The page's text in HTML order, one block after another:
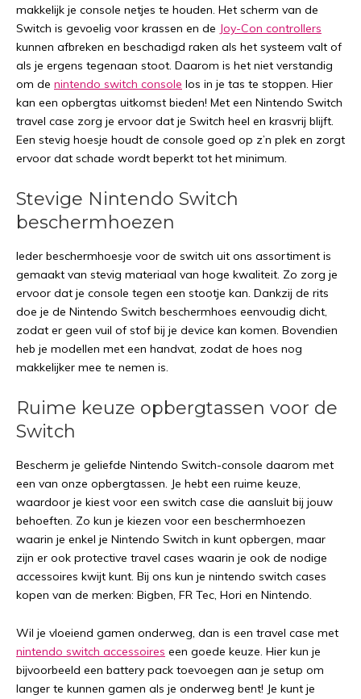
makkelijk je console netjes te houden. Het scherm van de
Switch is gevoelig voor krassen en de Joy-Con controllers
kunnen afbreken en beschadigd raken als het systeem valt of
als je ergens tegenaan stoot. Daarom is het niet verstandig
om de nintendo switch console los in je tas te stoppen. Hier
kan een opbergtas uitkomst bieden! Met een Nintendo Switch
travel case zorg je ervoor dat je Switch heel en krasvrij blijft.
Een stevig hoesje houdt de console goed op z’n plek en zorgt
ervoor dat schade wordt beperkt tot het minimum.
Stevige Nintendo Switch
beschermhoezen
Ieder beschermhoesje voor de switch uit ons assortiment is
gemaakt van stevig materiaal van hoge kwaliteit. Zo zorg je
ervoor dat je console tegen een stootje kan. Dankzij de rits
doe je de Nintendo Switch beschermhoes eenvoudig dicht,
zodat er geen vuil of stof bij je device kan komen. Bovendien
heb je modellen met een handvat, zodat de hoes nog
makkelijker mee te nemen is.
Ruime keuze opbergtassen voor de
Switch
Bescherm je geliefde Nintendo Switch-console daarom met
een van onze opbergtassen. Je hebt een ruime keuze,
waardoor je kiest voor een switch case die aansluit bij jouw
behoeften. Zo kun je kiezen voor een beschermhoezen
waarin je enkel je Nintendo Switch in kunt opbergen, maar
zijn er ook protective travel cases waarin je ook de nodige
accessoires kwijt kunt. Bij ons kun je nintendo switch cases
kopen van de merken: Bigben, FR Tec, Hori en Nintendo.
Wil je vloeiend gamen onderweg, dan is een travel case met
nintendo switch accessoires een goede keuze. Hier kun je
bijvoorbeeld een battery pack toevoegen aan je setup om
langer te kunnen gamen als je onderweg bent! Je kunt je